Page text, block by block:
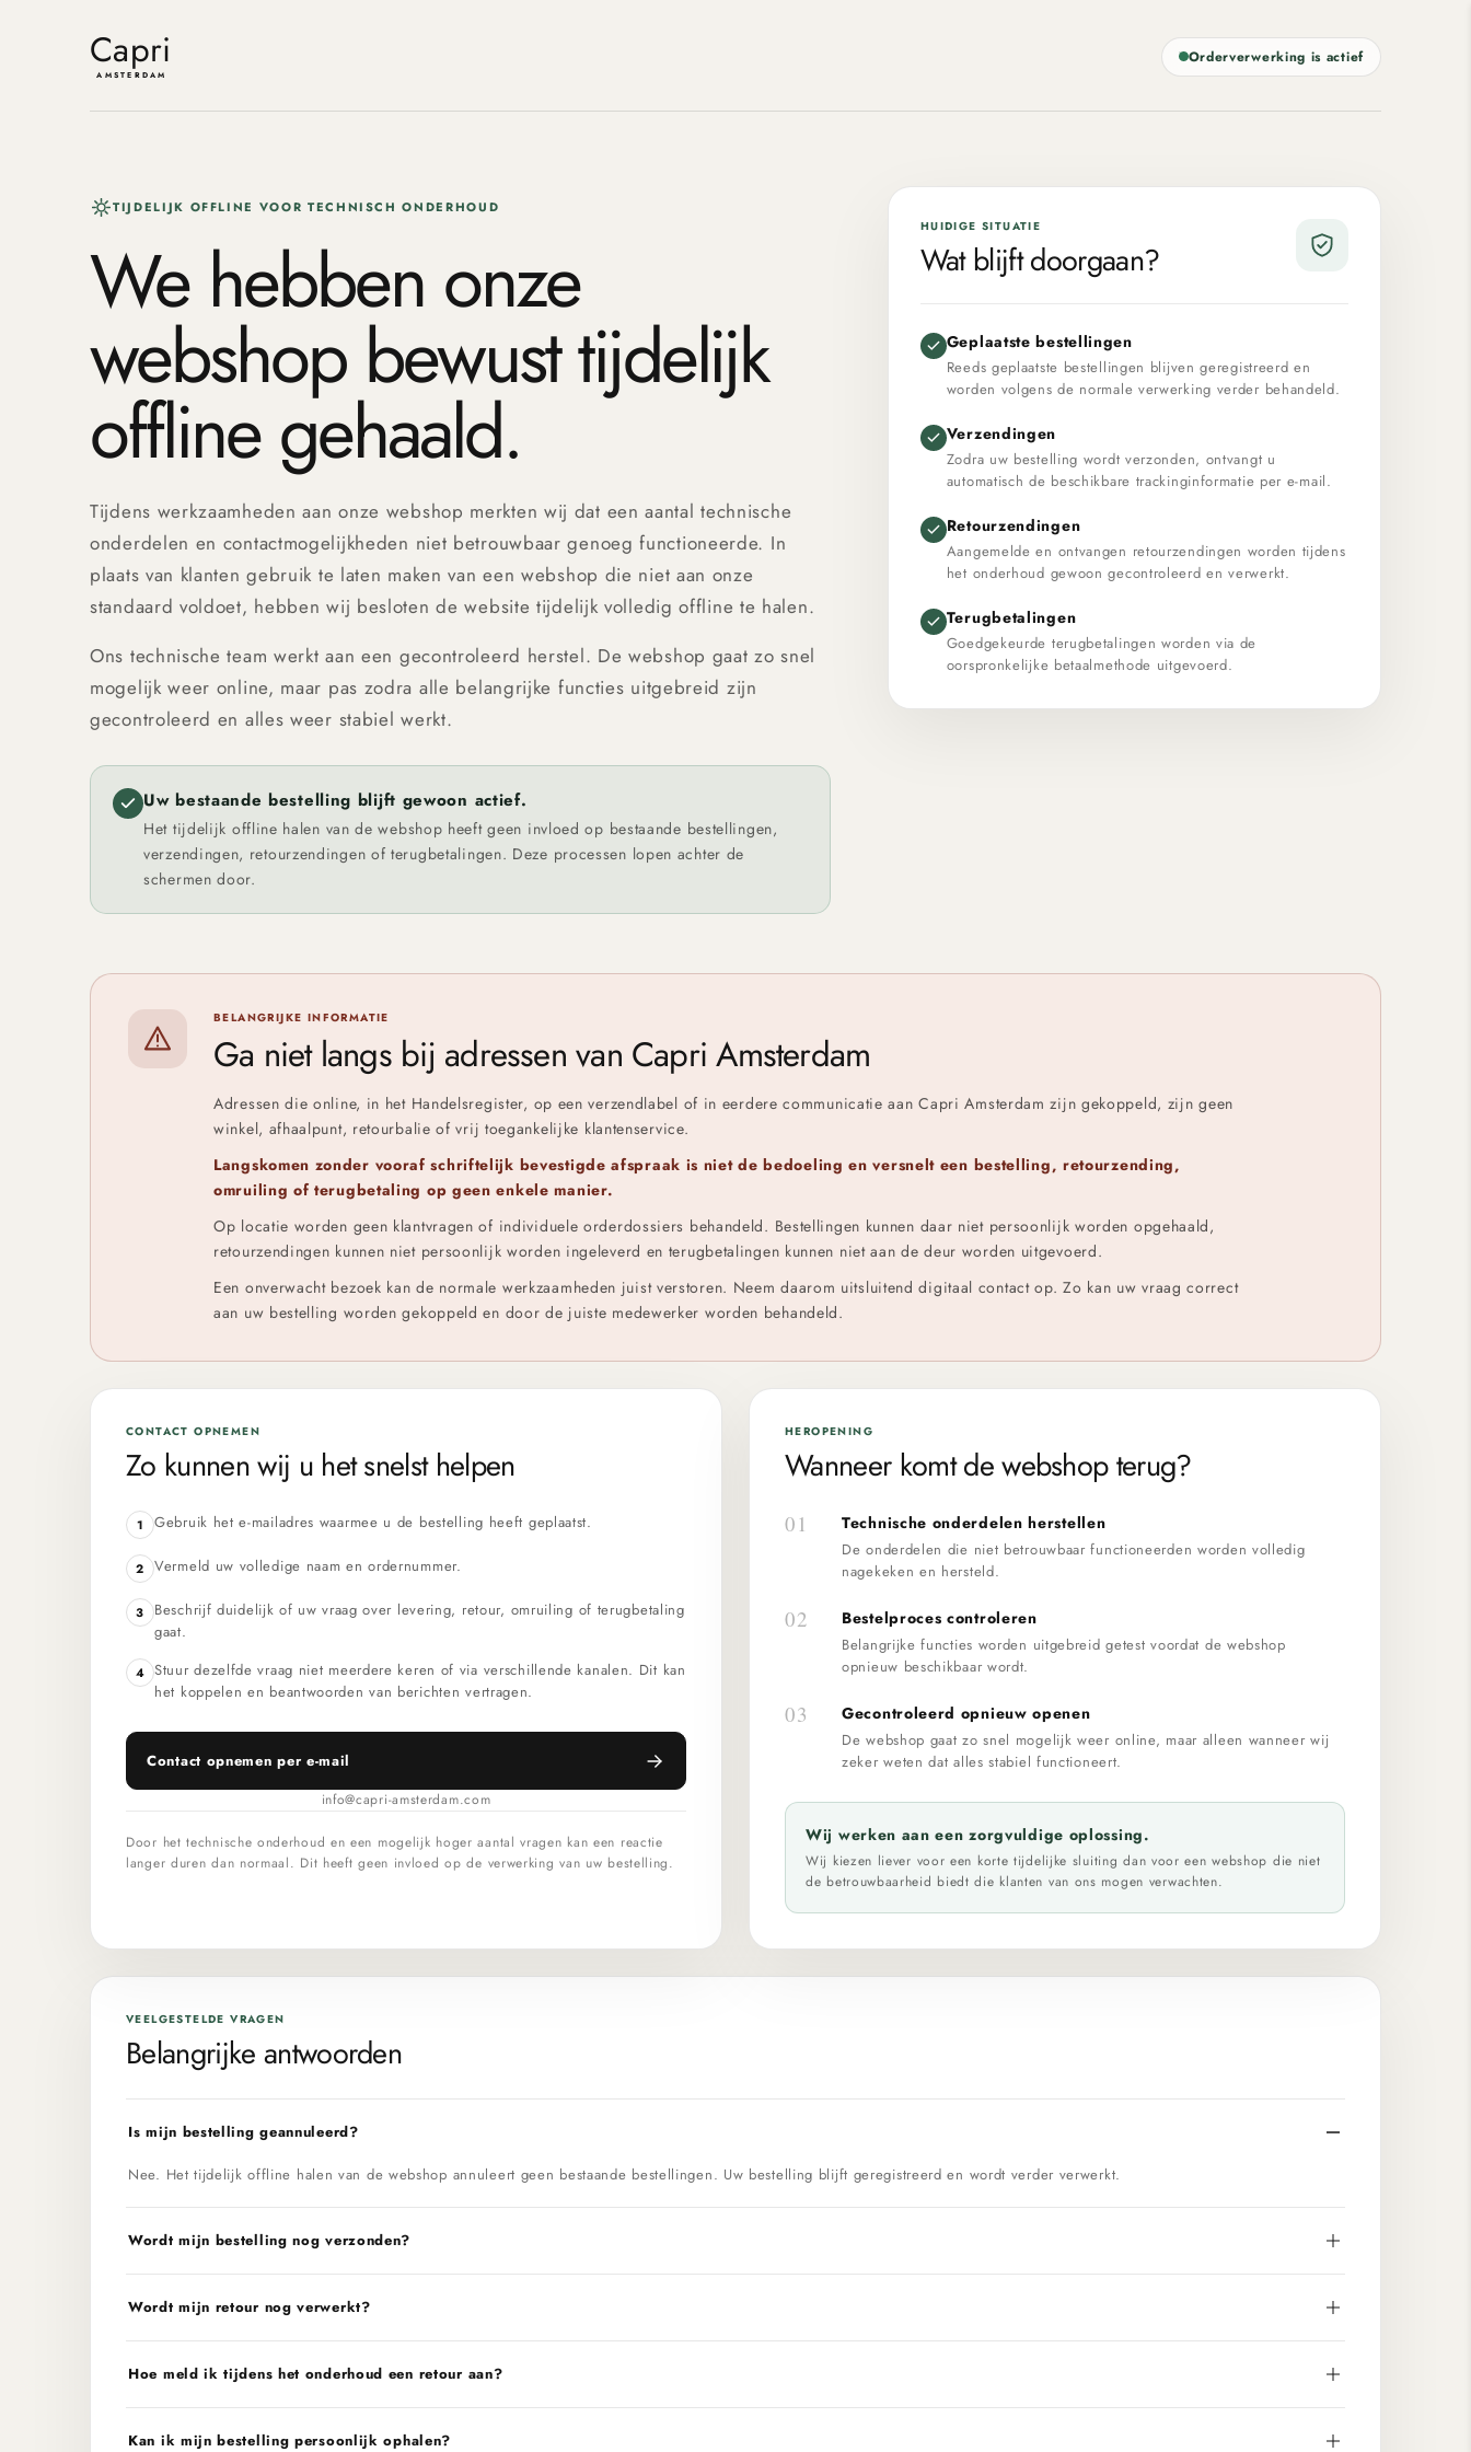
Capri
AMSTERDAM
Orderverwerking is actief
TIJDELIJK OFFLINE VOOR TECHNISCH ONDERHOUD
We hebben onze
webshop bewust tijdelijk
offline gehaald.
Tijdens werkzaamheden aan onze webshop merkten wij dat een aantal technische
onderdelen en contactmogelijkheden niet betrouwbaar genoeg functioneerde. In
plaats van klanten gebruik te laten maken van een webshop die niet aan onze
standaard voldoet, hebben wij besloten de website tijdelijk volledig offline te halen.
Ons technische team werkt aan een gecontroleerd herstel. De webshop gaat zo snel
mogelijk weer online, maar pas zodra alle belangrijke functies uitgebreid zijn
gecontroleerd en alles weer stabiel werkt.
Uw bestaande bestelling blijft gewoon actief.
Het tijdelijk offline halen van de webshop heeft geen invloed op bestaande bestellingen,
verzendingen, retourzendingen of terugbetalingen. Deze processen lopen achter de
schermen door.
HUIDIGE SITUATIE
Wat blijft doorgaan?
Geplaatste bestellingen
Reeds geplaatste bestellingen blijven geregistreerd en
worden volgens de normale verwerking verder behandeld.
Verzendingen
Zodra uw bestelling wordt verzonden, ontvangt u
automatisch de beschikbare trackinginformatie per e-mail.
Retourzendingen
Aangemelde en ontvangen retourzendingen worden tijdens
het onderhoud gewoon gecontroleerd en verwerkt.
Terugbetalingen
Goedgekeurde terugbetalingen worden via de
oorspronkelijke betaalmethode uitgevoerd.
BELANGRIJKE INFORMATIE
Ga niet langs bij adressen van Capri Amsterdam
Adressen die online, in het Handelsregister, op een verzendlabel of in eerdere communicatie aan Capri Amsterdam zijn gekoppeld, zijn geen
winkel, afhaalpunt, retourbalie of vrij toegankelijke klantenservice.
Langskomen zonder vooraf schriftelijk bevestigde afspraak is niet de bedoeling en versnelt een bestelling, retourzending,
omruiling of terugbetaling op geen enkele manier.
Op locatie worden geen klantvragen of individuele orderdossiers behandeld. Bestellingen kunnen daar niet persoonlijk worden opgehaald,
retourzendingen kunnen niet persoonlijk worden ingeleverd en terugbetalingen kunnen niet aan de deur worden uitgevoerd.
Een onverwacht bezoek kan de normale werkzaamheden juist verstoren. Neem daarom uitsluitend digitaal contact op. Zo kan uw vraag correct
aan uw bestelling worden gekoppeld en door de juiste medewerker worden behandeld.
CONTACT OPNEMEN
Zo kunnen wij u het snelst helpen
1 Gebruik het e-mailadres waarmee u de bestelling heeft geplaatst.
2 Vermeld uw volledige naam en ordernummer.
3
Beschrijf duidelijk of uw vraag over levering, retour, omruiling of terugbetaling
gaat.
4 Stuur dezelfde vraag niet meerdere keren of via verschillende kanalen. Dit kan
het koppelen en beantwoorden van berichten vertragen.
Contact opnemen per e-mail
info@capri-amsterdam.com
Door het technische onderhoud en een mogelijk hoger aantal vragen kan een reactie
langer duren dan normaal. Dit heeft geen invloed op de verwerking van uw bestelling.
HEROPENING
Wanneer komt de webshop terug?
01 Technische onderdelen herstellen
De onderdelen die niet betrouwbaar functioneerden worden volledig
nagekeken en hersteld.
02 Bestelproces controleren
Belangrijke functies worden uitgebreid getest voordat de webshop
opnieuw beschikbaar wordt.
03 Gecontroleerd opnieuw openen
De webshop gaat zo snel mogelijk weer online, maar alleen wanneer wij
zeker weten dat alles stabiel functioneert.
Wij werken aan een zorgvuldige oplossing.
Wij kiezen liever voor een korte tijdelijke sluiting dan voor een webshop die niet
de betrouwbaarheid biedt die klanten van ons mogen verwachten.
VEELGESTELDE VRAGEN
Belangrijke antwoorden
Is mijn bestelling geannuleerd?
Nee. Het tijdelijk offline halen van de webshop annuleert geen bestaande bestellingen. Uw bestelling blijft geregistreerd en wordt verder verwerkt.
Wordt mijn bestelling nog verzonden?
Wordt mijn retour nog verwerkt?
Hoe meld ik tijdens het onderhoud een retour aan?
Kan ik mijn bestelling persoonlijk ophalen?